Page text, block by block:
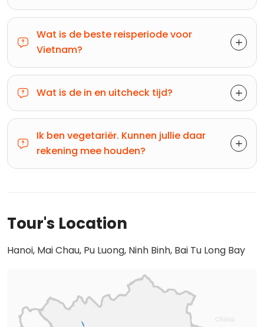
Wat is de beste reisperiode voor
Vietnam?
Wat is de in en uitcheck tijd?
Ik ben vegetariër. Kunnen jullie daar
rekening mee houden?
Tour's Location
Hanoi, Mai Chau, Pu Luong, Ninh Binh, Bai Tu Long Bay